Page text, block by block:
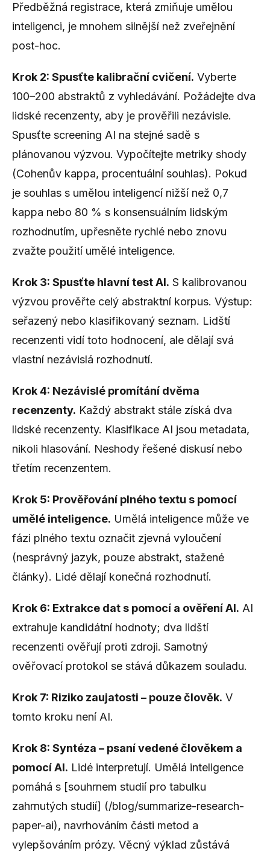
Předběžná registrace, která zmiňuje umělou
inteligenci, je mnohem silnější než zveřejnění
post-hoc.
Krok 2: Spusťte kalibrační cvičení. Vyberte
100–200 abstraktů z vyhledávání. Požádejte dva
lidské recenzenty, aby je prověřili nezávisle.
Spusťte screening AI na stejné sadě s
plánovanou výzvou. Vypočítejte metriky shody
(Cohenův kappa, procentuální souhlas). Pokud
je souhlas s umělou inteligencí nižší než 0,7
kappa nebo 80 % s konsensuálním lidským
rozhodnutím, upřesněte rychlé nebo znovu
zvažte použití umělé inteligence.
Krok 3: Spusťte hlavní test AI. S kalibrovanou
výzvou prověřte celý abstraktní korpus. Výstup:
seřazený nebo klasifikovaný seznam. Lidští
recenzenti vidí toto hodnocení, ale dělají svá
vlastní nezávislá rozhodnutí.
Krok 4: Nezávislé promítání dvěma
recenzenty. Každý abstrakt stále získá dva
lidské recenzenty. Klasifikace AI jsou metadata,
nikoli hlasování. Neshody řešené diskusí nebo
třetím recenzentem.
Krok 5: Prověřování plného textu s pomocí
umělé inteligence. Umělá inteligence může ve
fázi plného textu označit zjevná vyloučení
(nesprávný jazyk, pouze abstrakt, stažené
články). Lidé dělají konečná rozhodnutí.
Krok 6: Extrakce dat s pomocí a ověření AI. AI
extrahuje kandidátní hodnoty; dva lidští
recenzenti ověřují proti zdroji. Samotný
ověřovací protokol se stává důkazem souladu.
Krok 7: Riziko zaujatosti – pouze člověk. V
tomto kroku není AI.
Krok 8: Syntéza – psaní vedené člověkem a
pomocí AI. Lidé interpretují. Umělá inteligence
pomáhá s [souhrnem studií pro tabulku
zahrnutých studií] (/blog/summarize-research-
paper-ai), navrhováním části metod a
vylepšováním prózy. Věcný výklad zůstává